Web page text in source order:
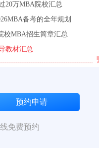
20万MBA院校汇总
备考的全年规划
校MBA招生简章汇总
教材汇总
免费预约